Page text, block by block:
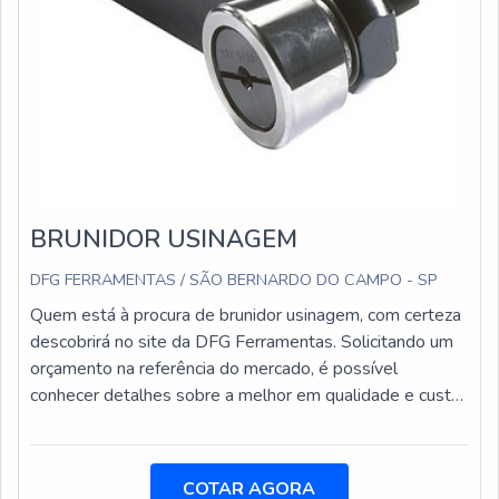
BRUNIDOR USINAGEM
DFG FERRAMENTAS / SÃO BERNARDO DO CAMPO - SP
Quem está à procura de brunidor usinagem, com certeza
descobrirá no site da DFG Ferramentas. Solicitando um
orçamento na referência do mercado, é possível
conhecer detalhes sobre a melhor em qualidade e custo-
melhor mão de obra da DFG Ferramentas o cliente
COTAR AGORA